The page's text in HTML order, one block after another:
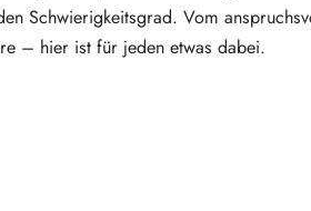
Schwierigkeitsgrad. Vom
– hier ist für jeden etwas dabei.